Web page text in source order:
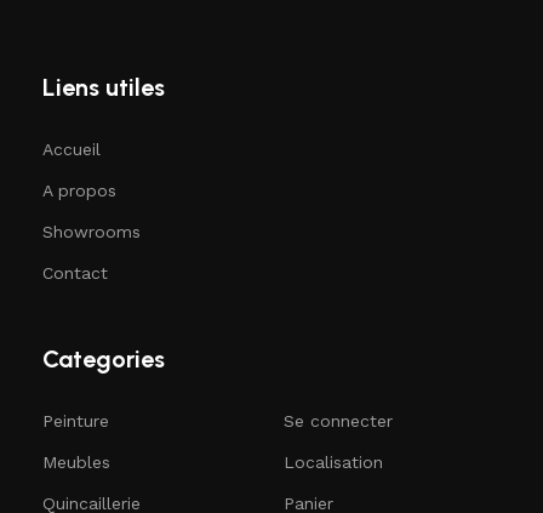
Liens utiles
Accueil
A propos
Showrooms
Contact
Categories
Peinture
Meubles
Quincaillerie
Se connecter
Localisation
Panier